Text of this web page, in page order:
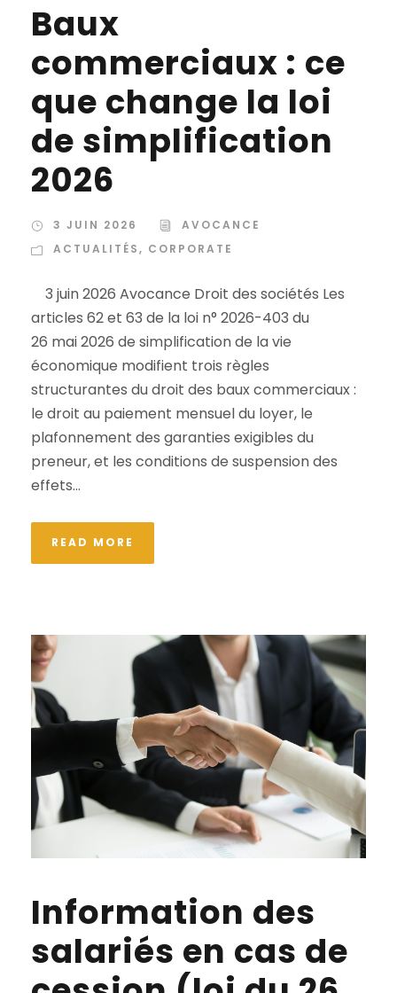
Baux
commerciaux : ce
que change la loi
de simplification
2026
3 JUIN 2026
AVOCANCE
ACTUALITÉS, CORPORATE
3 juin 2026 Avocance Droit des sociétés Les
articles 62 et 63 de la loi n° 2026-403 du
26 mai 2026 de simplification de la vie
économique modifient trois règles
structurantes du droit des baux commerciaux :
le droit au paiement mensuel du loyer, le
plafonnement des garanties exigibles du
preneur, et les conditions de suspension des
effets...
READ MORE
Information des
salariés en cas de